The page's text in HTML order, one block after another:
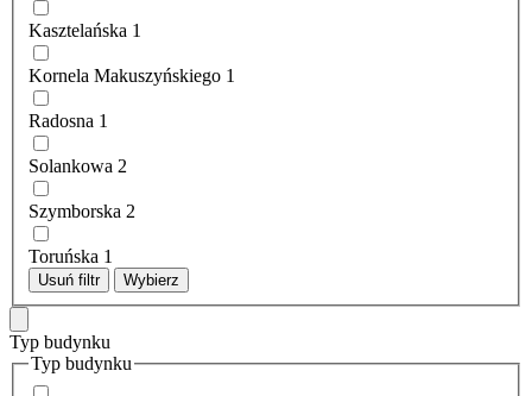
Kasztelańska 1
Kornela Makuszyńskiego 1
Radosna 1
Solankowa 2
Szymborska 2
Toruńska 1
Usuń filtr Wybierz
Typ budynku
Typ budynku